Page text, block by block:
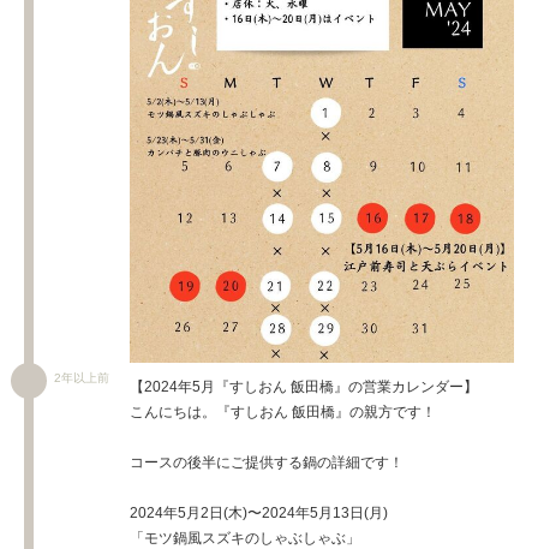
2年以上前
【2024年5月『すしおん 飯田橋』の営業カレンダー】
こんにちは。『すしおん 飯田橋』の親方です！
コースの後半にご提供する鍋の詳細です！
2024年5月2日(木)〜2024年5月13日(月)
「モツ鍋風スズキのしゃぶしゃぶ」